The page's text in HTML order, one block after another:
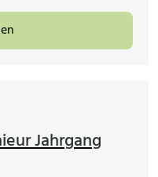
Jahrgang